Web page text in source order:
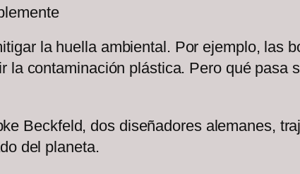
la huella ambiental. Por ejemplo, las
la contaminación plástica. Pero qué pasa
Beckfeld, dos diseñadores alemanes,
del planeta.